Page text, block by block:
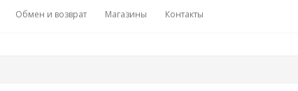
Обмен и возврат Магазины Контакты